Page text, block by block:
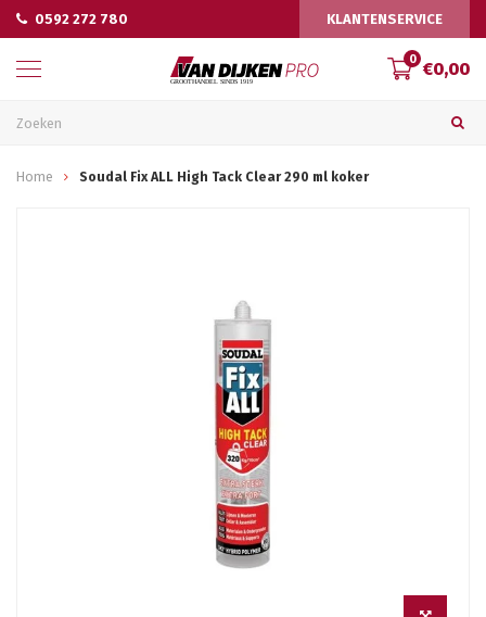
0592 272 780 KLANTENSERVICE
0 €0,00
Home Soudal Fix ALL High Tack Clear 290 ml koker